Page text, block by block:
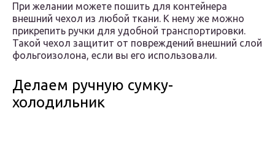
При желании можете пошить для контейнера
внешний чехол из любой ткани. К нему же можно
прикрепить ручки для удобной транспортировки.
Такой чехол защитит от повреждений внешний слой
фольгоизолона, если вы его использовали.
Делаем ручную сумку-
холодильник